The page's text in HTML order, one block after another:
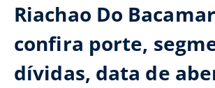
Riachao Do
confira porte,
dívidas, data de